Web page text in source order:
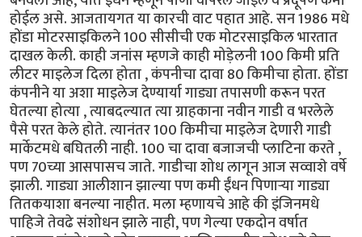
होईल असे. आजतायगत या कारची वाट पहात आहे. सन 1986 मधे
होंडा मोटरसाइकिलने 100 सीसीची एक मोटरसाइकिल भारतात
दाखल केली. काही जनांस म्हणजे काही मोड़ेलनी 100 किमी प्रति
लीटर माइलेज दिला होता , कंपनीचा दावा 80 किमीचा होता. होंडा
कंपनीने या अशा माइलेज देण्यार्या गाड्या तपासणी करून परत
घेतल्या होत्या , त्याबदल्यात त्या ग्राहकाना नवीन गाडी व भरलेले
पैसे परत केले होते. त्यानंतर 100 किमीचा माइलेज देणारी गाडी
मार्केटमधे बघितली नाही. 100 चा दावा बजाजची प्लाटिना करते ,
पण 70च्या आसपासच जाते. गाडीचा शोध लागून आज सव्वाशे वर्षे
झाली. गाड्या आलीशान झाल्या पण कमी ईंधन पिणाऱ्या गाड्या
तितकयाशा बनल्या नाहीत. मला म्हणायचे आहे की इंजिनमधे
पाहिजे तेवढे संशोधन झाले नाही, पण गेल्या एकदोन वर्षात